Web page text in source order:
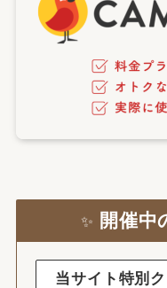
✨ 開催中
当サイト特別